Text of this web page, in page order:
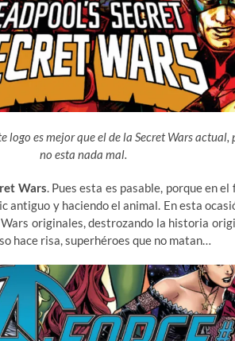
logo es mejor que el de la Secret Wars actual,
no esta nada mal.
Wars. Pues esta es pasable, porque en
antiguo y haciendo el animal. En esta
originales, destrozando la historia
hace risa, superhéroes que no matan…